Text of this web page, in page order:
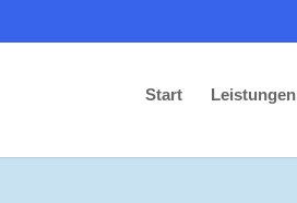
Start Leistungen